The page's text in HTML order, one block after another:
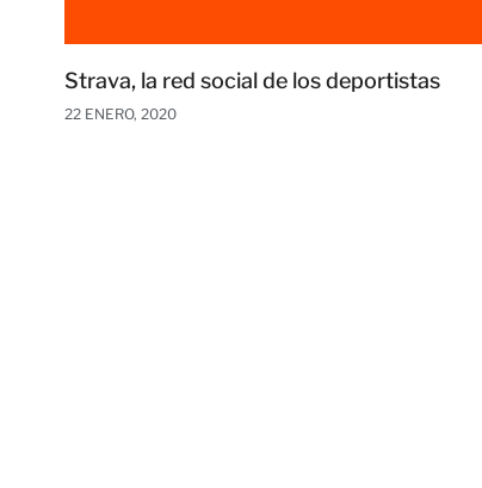
Strava, la red social de los deportistas
22 ENERO, 2020